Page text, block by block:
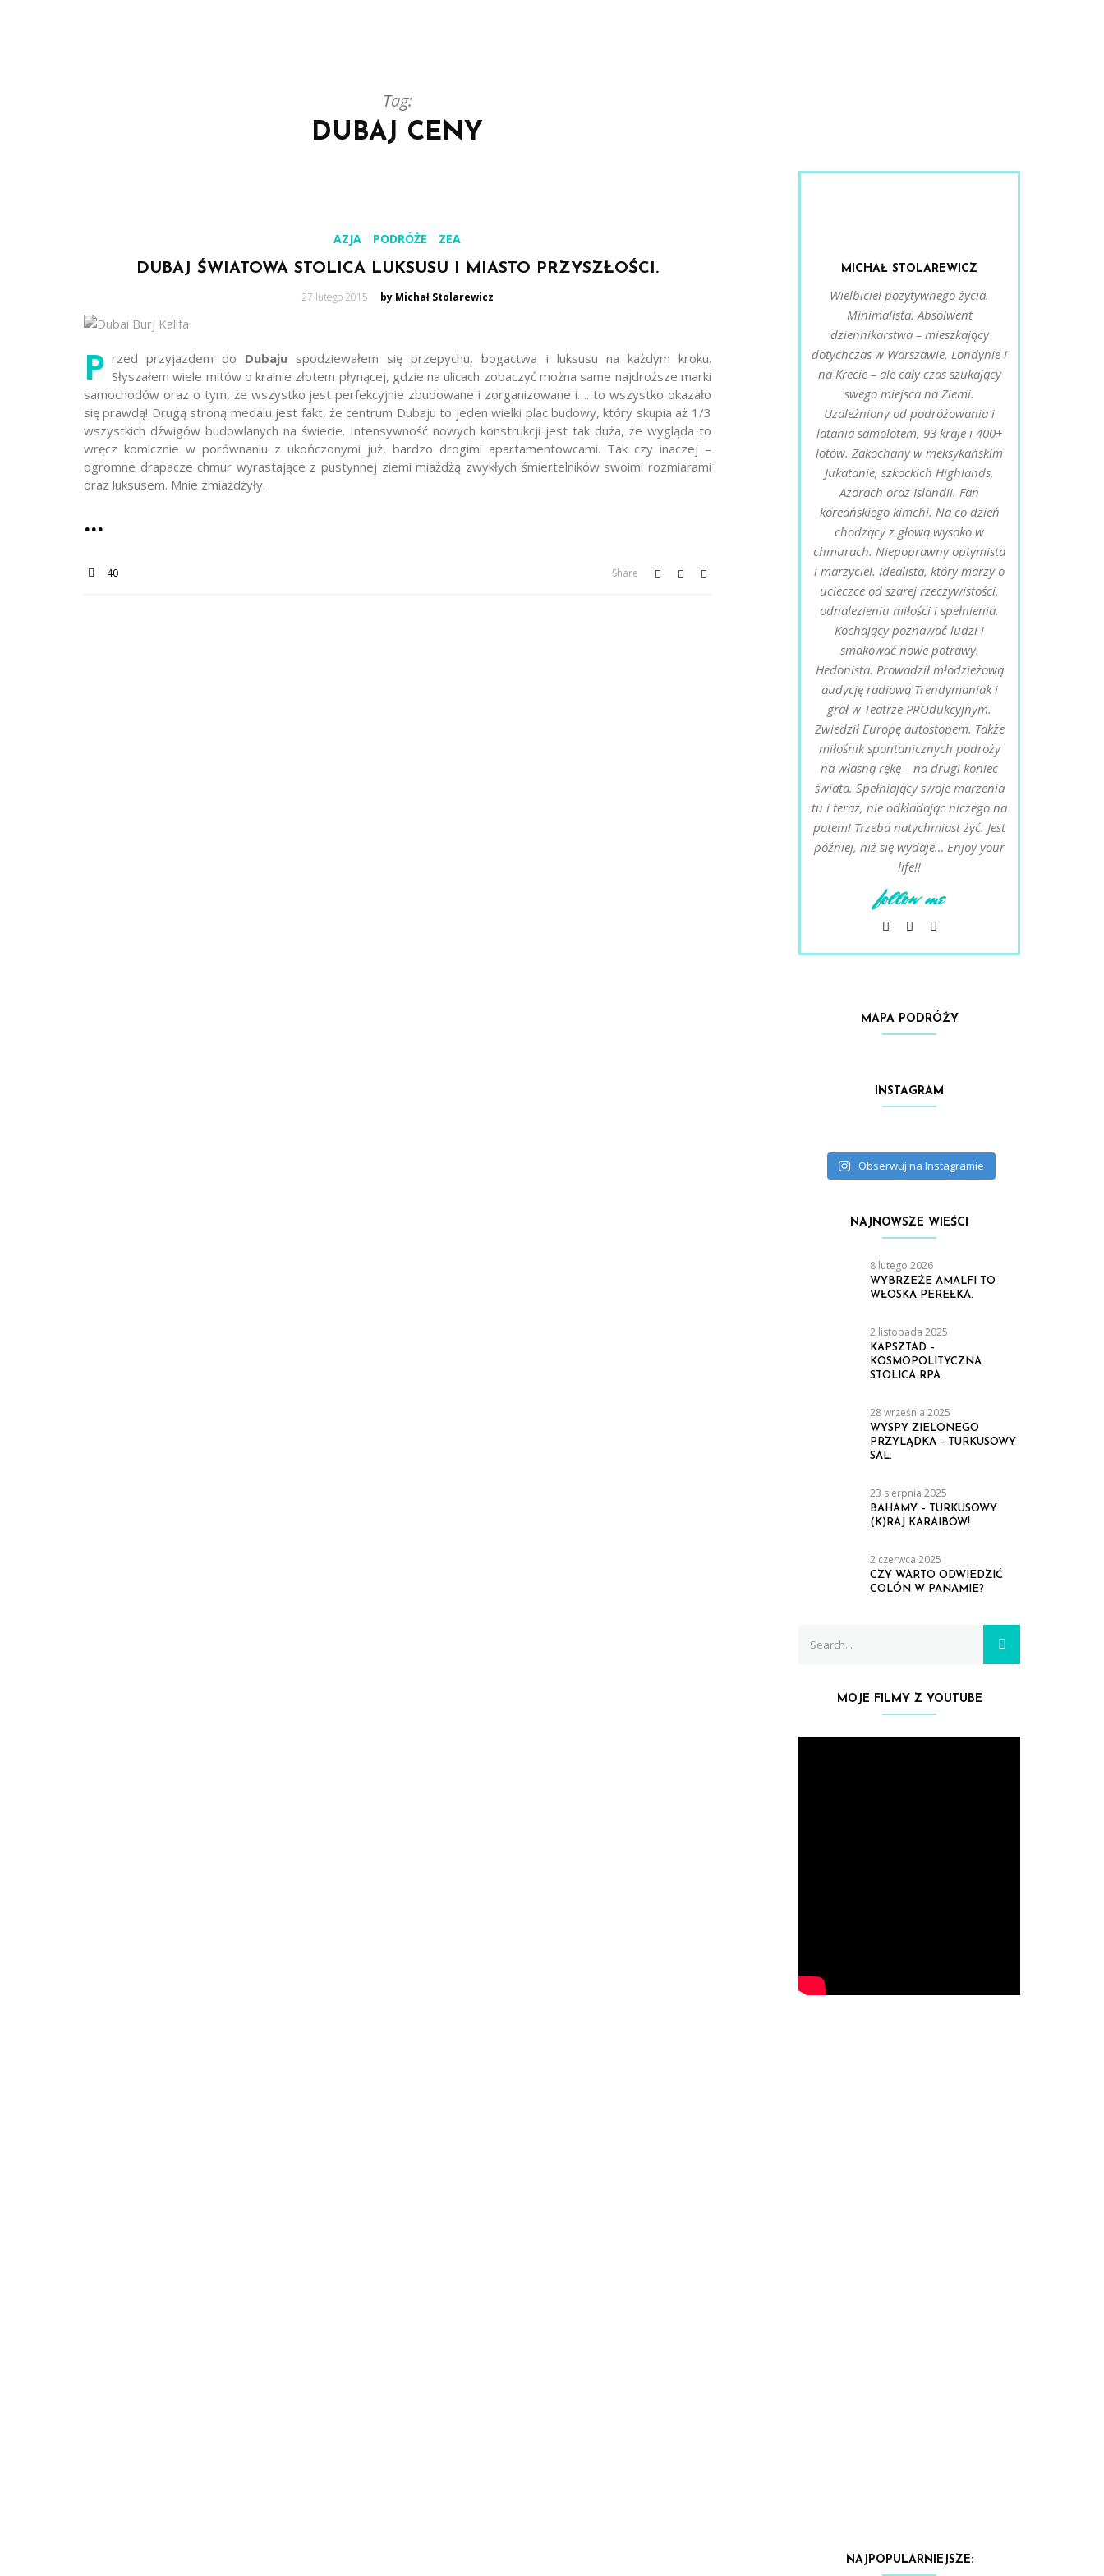
Tag:
DUBAJ CENY
AZJA PODRÓŻE ZEA
DUBAJ ŚWIATOWA STOLICA LUKSUSU I MIASTO PRZYSZŁOŚCI.
Posted
27 lutego 2015 by Michał Stolarewicz
P rzed przyjazdem do Dubaju spodziewałem się przepychu, bogactwa i luksusu na każdym kroku.
Słyszałem wiele mitów o krainie złotem płynącej, gdzie na ulicach zobaczyć można same najdroższe marki
samochodów oraz o tym, że wszystko jest perfekcyjnie zbudowane i zorganizowane i…. to wszystko okazało
się prawdą! Drugą stroną medalu jest fakt, że centrum Dubaju to jeden wielki plac budowy, który skupia aż 1/3
wszystkich dźwigów budowlanych na świecie. Intensywność nowych konstrukcji jest tak duża, że wygląda to
wręcz komicznie w porównaniu z ukończonymi już, bardzo drogimi apartamentowcami. Tak czy inaczej –
ogromne drapacze chmur wyrastające z pustynnej ziemi miażdżą zwykłych śmiertelników swoimi rozmiarami
oraz luksusem. Mnie zmiażdżyły.
40 Share
MICHAŁ STOLAREWICZ
Wielbiciel pozytywnego życia.
Minimalista. Absolwent
dziennikarstwa – mieszkający
dotychczas w Warszawie, Londynie i
na Krecie – ale cały czas szukający
swego miejsca na Ziemi.
Uzależniony od podróżowania i
latania samolotem, 93 kraje i 400+
lotów. Zakochany w meksykańskim
Jukatanie, szkockich Highlands,
Azorach oraz Islandii. Fan
koreańskiego kimchi. Na co dzień
chodzący z głową wysoko w
chmurach. Niepoprawny optymista
i marzyciel. Idealista, który marzy o
ucieczce od szarej rzeczywistości,
odnalezieniu miłości i spełnienia.
Kochający poznawać ludzi i
smakować nowe potrawy.
Hedonista. Prowadził młodzieżową
audycję radiową Trendymaniak i
grał w Teatrze PROdukcyjnym.
Zwiedził Europę autostopem. Także
miłośnik spontanicznych podroży
na własną rękę – na drugi koniec
świata. Spełniający swoje marzenia
tu i teraz, nie odkładając niczego na
potem! Trzeba natychmiast żyć. Jest
później, niż się wydaje… Enjoy your
life!!
follow me
MAPA PODRÓŻY
INSTAGRAM
Obserwuj na Instagramie
NAJNOWSZE WIEŚCI
8 lutego 2026
WYBRZEŻE AMALFI TO
WŁOSKA PEREŁKA.
2 listopada 2025
KAPSZTAD –
KOSMOPOLITYCZNA
STOLICA RPA.
28 września 2025
WYSPY ZIELONEGO
PRZYLĄDKA – TURKUSOWY
SAL.
23 sierpnia 2025
BAHAMY – TURKUSOWY
(K)RAJ KARAIBÓW!
2 czerwca 2025
CZY WARTO ODWIEDZIĆ
COLÓN W PANAMIE?
for:
SEARCH
MOJE FILMY Z YOUTUBE
NAJPOPULARNIEJSZE: